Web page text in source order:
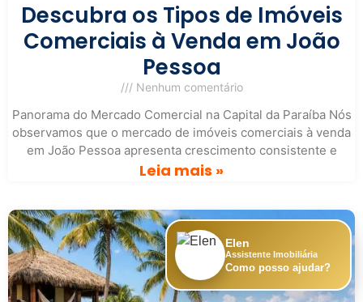
Descubra os Tipos de Imóveis
Comerciais à Venda em João
Pessoa
Nenhum comentário
Panorama do Mercado Comercial na Capital da Paraíba Nós
observamos que o mercado de imóveis comerciais à venda
em João Pessoa apresenta crescimento consistente e
Leia mais »
Elen
Assistente Imobiliária
Como posso ajudar?